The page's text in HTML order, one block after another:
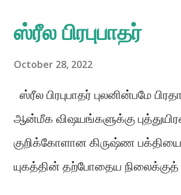
ஸ்ரீல பிரபுபாதர்
October 28, 2022
ஸ்ரீல பிரபுபாதர் புலனின்பமே
ஆன்மீக விஷயங்களுக்கு
குறிக்கோளான கிருஷ்ண
யுகத்தின் தற்போதைய